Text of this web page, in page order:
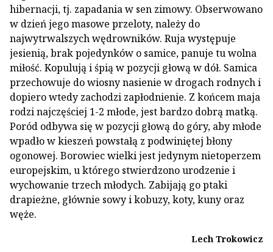
hibernacji, tj. zapadania w sen zimowy. Obserwowano
w dzień jego masowe przeloty, należy do
najwytrwalszych wędrowników. Ruja występuje
jesienią, brak pojedynków o samice, panuje tu wolna
miłość. Kopulują i śpią w pozycji głową w dół. Samica
przechowuje do wiosny nasienie w drogach rodnych i
dopiero wtedy zachodzi zapłodnienie. Z końcem maja
rodzi najczęściej 1-2 młode, jest bardzo dobrą matką.
Poród odbywa się w pozycji głową do góry, aby młode
wpadło w kieszeń powstałą z podwiniętej błony
ogonowej. Borowiec wielki jest jedynym nietoperzem
europejskim, u którego stwierdzono urodzenie i
wychowanie trzech młodych. Zabijają go ptaki
drapieżne, głównie sowy i kobuzy, koty, kuny oraz
węże.
Lech Trokowicz